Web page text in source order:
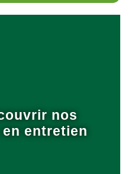
nos
entretien